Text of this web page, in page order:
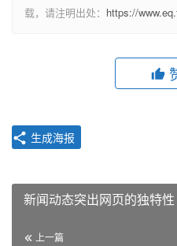
载，请注明出处： https://
生成海报
新闻动态突出网页的独特性
上一篇